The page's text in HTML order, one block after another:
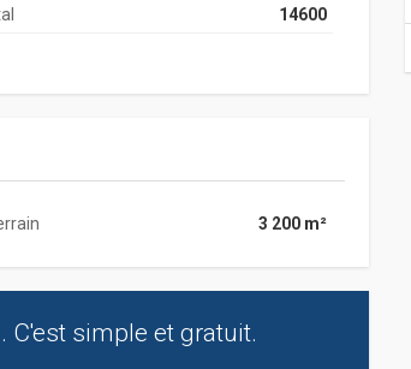
14600
3 200 m²
C'est simple et gratuit.